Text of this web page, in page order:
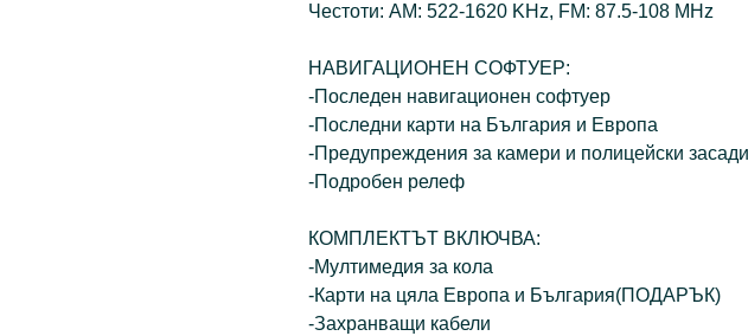
Честоти: AM: 522-1620 KHz, FM: 87.5-108 MHz
НАВИГАЦИОНЕН СОФТУЕР:
-Последен навигационен софтуер
-Последни карти на България и Европа
-Предупреждения за камери и полицейски засади
-Подробен релеф
КОМПЛЕКТЪТ ВКЛЮЧВА:
-Мултимедия за кола
-Карти на цяла Европа и България(ПОДАРЪК)
-Захранващи кабели